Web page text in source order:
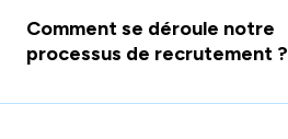
Comment se déroule notre
processus de recrutement ?